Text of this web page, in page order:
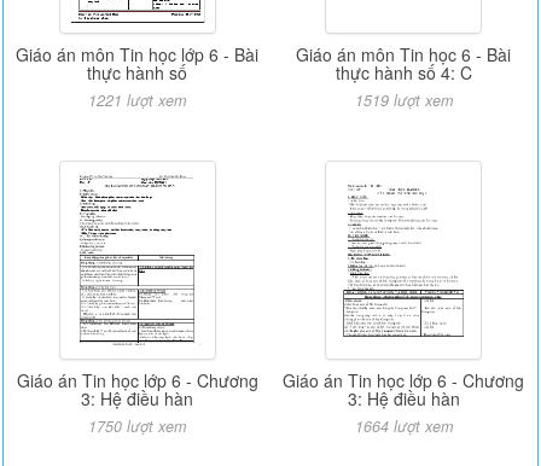
Giáo án môn Tin học lớp 6 - Bài
thực hành số
1221 lượt xem
Giáo án môn Tin học 6 - Bài
thực hành số 4: C
1519 lượt xem
Giáo án Tin học lớp 6 - Chương
3: Hệ điều hàn
1750 lượt xem
Giáo án Tin học lớp 6 - Chương
3: Hệ điều hàn
1664 lượt xem